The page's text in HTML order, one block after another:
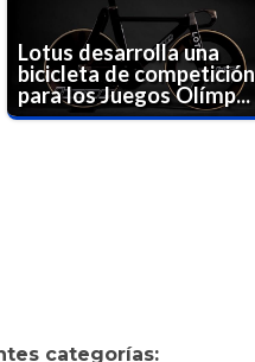
Lotus desarrolla una
bicicleta de competición
para los Juegos Olímp...
categorías: